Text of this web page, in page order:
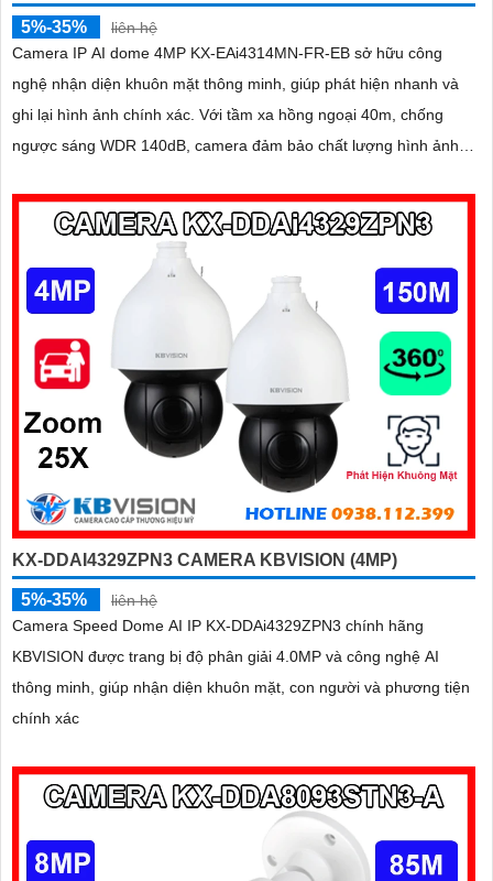
5%-35%
liên hệ
Camera IP AI dome 4MP KX-EAi4314MN-FR-EB sở hữu công
nghệ nhận diện khuôn mặt thông minh, giúp phát hiện nhanh và
ghi lại hình ảnh chính xác. Với tầm xa hồng ngoại 40m, chống
ngược sáng WDR 140dB, camera đảm bảo chất lượng hình ảnh
KX-DDAI4329ZPN3 CAMERA KBVISION (4MP)
5%-35%
liên hệ
Camera Speed Dome AI IP KX-DDAi4329ZPN3 chính hãng
KBVISION được trang bị độ phân giải 4.0MP và công nghệ AI
thông minh, giúp nhận diện khuôn mặt, con người và phương tiện
chính xác